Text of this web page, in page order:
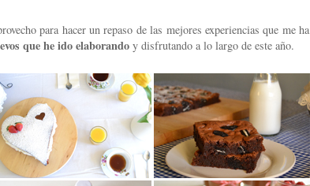
para hacer un repaso de las mejores experiencias que me ha
que he ido elaborando y disfrutando a lo largo de este año.